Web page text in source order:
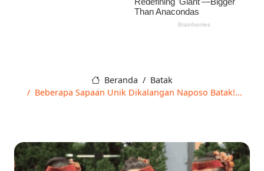
Beranda
Batak
Beberapa Sapaan Unik Dikalangan Naposo Batak!...